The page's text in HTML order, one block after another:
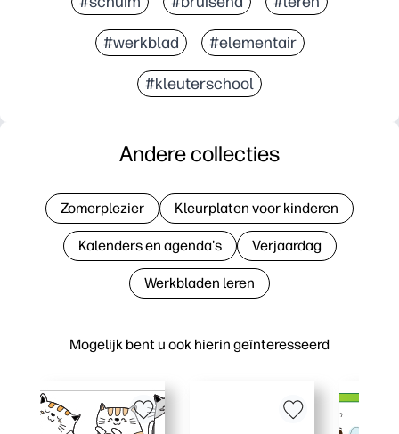
#werkblad #elementair
#kleuterschool
Mogelijk bent u ook hierin geïnteresseerd
Andere collecties
Zomerplezier Kleurplaten voor kinderen
Kalenders en agenda's Verjaardag
Werkbladen leren